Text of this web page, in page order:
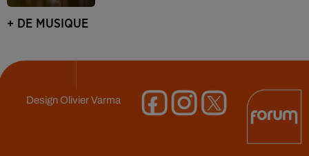
+ DE MUSIQUE
DesignOlivier Varma